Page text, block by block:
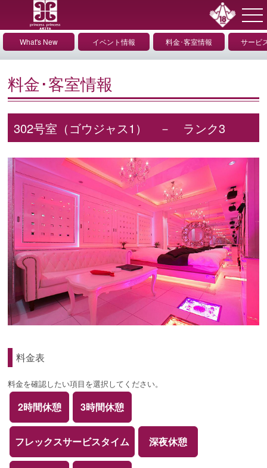
What's New イベント情報 料金･客室情報
サービ
情
料金･客室情報
302号室（ゴウジャス1） － ランク3
料金表
料金を確認したい項目を選択してください。
2時間休憩 3時間休憩
フレックスサービスタイム 深夜休憩